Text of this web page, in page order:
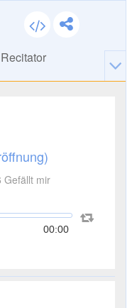
Recitator
Gefällt mir
00:00